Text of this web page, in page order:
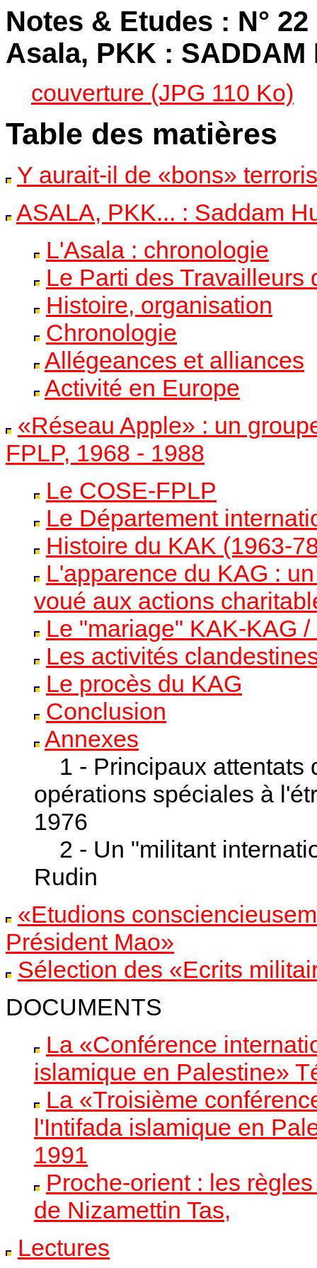
Notes & Etudes : N° 22
Asala, PKK : SADDAM
couverture (JPG 110 Ko)
Table des matières
Y aurait-il de «bons»
ASALA, PKK... : Saddam
L'Asala : chronologie
Le Parti des Travailleurs
Histoire, organisation
Chronologie
Allégeances et alliances
Activité en Europe
«Réseau Apple» : un
FPLP, 1968 - 1988
Le COSE-FPLP
Le Département
Histoire du KAK (1963-
L'apparence du KAG :
voué aux actions
Le "mariage" KAK-KAG /
Les activités
Le procès du KAG
Conclusion
Annexes
1 - Principaux attentats
opérations spéciales à
1976
2 - Un "militant
Rudin
«Etudions
Président Mao»
Sélection des «Ecrits
DOCUMENTS
La «Conférence
islamique en Palestine»
La «Troisième
l'Intifada islamique en
1991
Proche-orient : les
de Nizamettin Tas,
Lectures